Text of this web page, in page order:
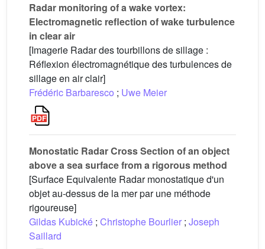
Radar monitoring of a wake vortex:
Electromagnetic reflection of wake turbulence
in clear air
[Imagerie Radar des tourbillons de sillage :
Réflexion électromagnétique des turbulences de
sillage en air clair]
Frédéric Barbaresco ; Uwe Meier
Monostatic Radar Cross Section of an object
above a sea surface from a rigorous method
[Surface Equivalente Radar monostatique d'un
objet au-dessus de la mer par une méthode
rigoureuse]
Gildas Kubické ; Christophe Bourlier ; Joseph
Saillard